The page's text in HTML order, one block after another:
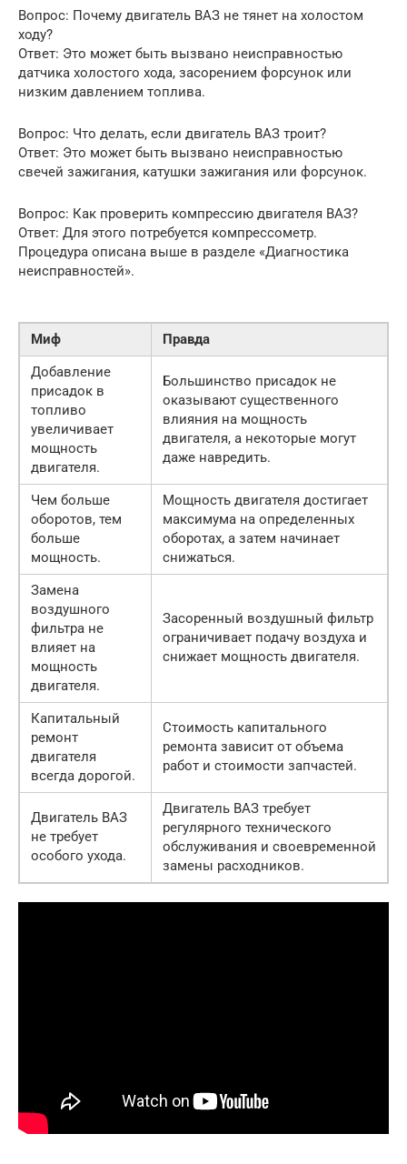
Вопрос: Почему двигатель ВАЗ не тянет на холостом
ходу?
Ответ: Это может быть вызвано неисправностью
датчика холостого хода, засорением форсунок или
низким давлением топлива.
Вопрос: Что делать, если двигатель ВАЗ троит?
Ответ: Это может быть вызвано неисправностью
свечей зажигания, катушки зажигания или форсунок.
Вопрос: Как проверить компрессию двигателя ВАЗ?
Ответ: Для этого потребуется компрессометр.
Процедура описана выше в разделе «Диагностика
неисправностей».
Миф
Правда
Добавление
присадок в
топливо
увеличивает
мощность
двигателя.
Большинство присадок не
оказывают существенного
влияния на мощность
двигателя, а некоторые могут
даже навредить.
Чем больше
оборотов, тем
больше
мощность.
Мощность двигателя достигает
максимума на определенных
оборотах, а затем начинает
снижаться.
Замена
воздушного
фильтра не
влияет на
мощность
двигателя.
Засоренный воздушный фильтр
ограничивает подачу воздуха и
снижает мощность двигателя.
Капитальный
ремонт
двигателя
всегда дорогой.
Стоимость капитального
ремонта зависит от объема
работ и стоимости запчастей.
Двигатель ВАЗ
не требует
особого ухода.
Двигатель ВАЗ требует
регулярного технического
обслуживания и своевременной
замены расходников.